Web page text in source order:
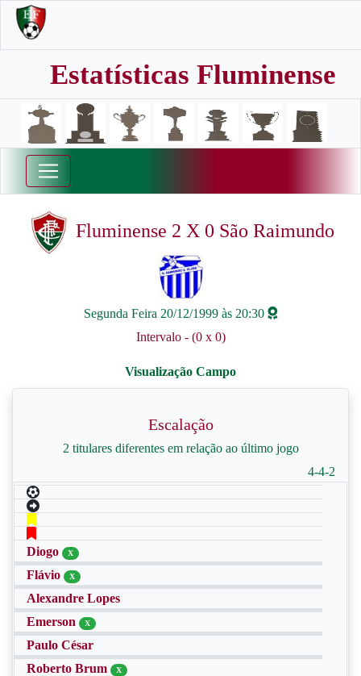
Estatísticas Fluminense
Fluminense 2 X 0 São Raimundo
Segunda Feira 20/12/1999 às 20:30
Intervalo - (0 x 0)
Escalação
2 titulares diferentes em relação ao último jogo
4-4-2
Diogo X
Flávio X
Alexandre Lopes
Emerson
X
Paulo César
Roberto Brum
X